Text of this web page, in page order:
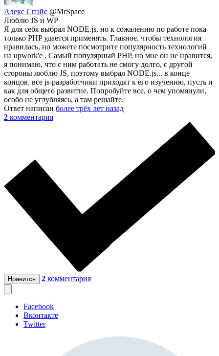
Алекс Спэйс @MrSpace
Люблю JS и WP
Я для себя выбрал NODE.js, но к сожалению по работе пока
только PHP удается применять. Главное, чтобы технология
нравилась, но можете посмотрите популярность технологий
на upwork'e . Самый популярный PHP, но мне он не нравится,
я понимаю, что с ним работать не смогу долго, с другой
стороны люблю JS, поэтому выбрал NODE.js... в конце
концов, все js-разработчики приходят к его изучению, пусть и
как для общего развитие. Попробуйте все, о чем упомянули,
особо не углубляясь, а там решайте.
Ответ написан более трёх лет назад
2 комментария
Нравится 2 комментария
Facebook
Вконтакте
Twitter